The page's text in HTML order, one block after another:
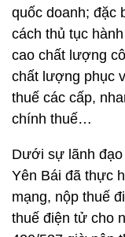
quốc doanh; đặc
cách thủ tục
cao chất lượng
chất lượng phục
thuế các cấp,
chính thuế…
Dưới sự lãnh
Yên Bái đã thực
mạng, nộp thuế
thuế điện tử cho